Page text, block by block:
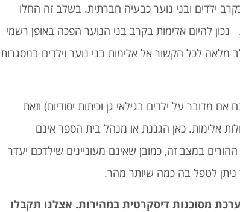
הכרה של בעיית האלימות בקרב ילדים ובני נוער כבעיה חברתית. בשלב זה החלו
להיום אלימות בקרב בני הנוער הפכה באופן רשמי
מלאה לכל הקשור אל אלימות בני נוער וילדים במסגרות
מדובר על ילדים בגילאי גן וכיתות יסודיות) וזאת
אלימות. כאן הגננת או מנהל בית הספר אינם
במצב זה, כמובן שאינם מעוניינים שילדכם יעדר
ניתן לטפל בה כמה שיותר מהר.
מסוכנות דיסקרטית במהירות. אצלנו תקבלו